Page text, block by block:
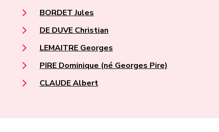
BORDET Jules
DE DUVE Christian
LEMAITRE Georges
PIRE Dominique (né Georges Pire)
CLAUDE Albert